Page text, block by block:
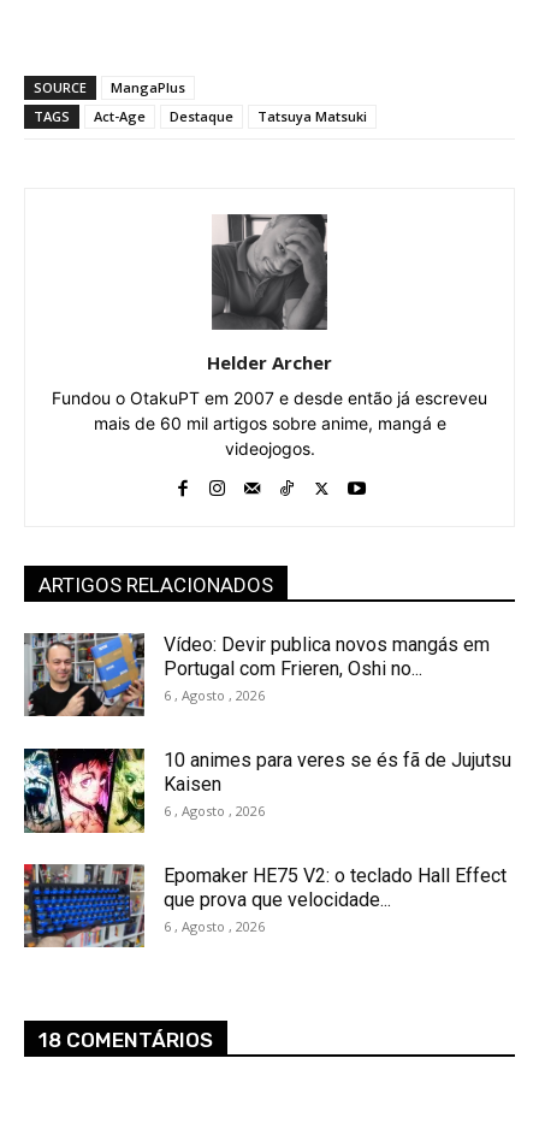
SOURCE
MangaPlus
TAGS
Act-Age Destaque Tatsuya Matsuki
Helder Archer
Fundou o OtakuPT em 2007 e desde então já escreveu
mais de 60 mil artigos sobre anime, mangá e
videojogos.
ARTIGOS RELACIONADOS
Vídeo: Devir publica novos mangás em
Portugal com Frieren, Oshi no...
6 , Agosto , 2026
10 animes para veres se és fã de Jujutsu
Kaisen
6 , Agosto , 2026
Epomaker HE75 V2: o teclado Hall Effect
que prova que velocidade...
6 , Agosto , 2026
18 COMENTÁRIOS